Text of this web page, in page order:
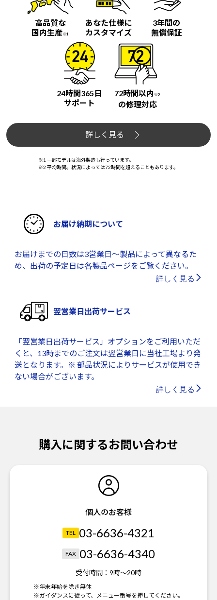
高品質な
国内生産※1
あなた仕様に
カスタマイズ
3年間の
無償保証
24時間365日
サポート
72時間以内 ※2
の修理対応
詳しく見る
※1 一部モデルは海外製造も行っています。
※2 平均時間。状況によっては72時間を超えることもあります。
お届け納期について
お届けまでの日数は3営業日～製品によって異なるた
め、出荷の予定日は各製品ページをご覧ください。
詳しく見る
翌営業日出荷サービス
「翌営業日出荷サービス」オプションをご利用いただ
くと、13時までのご注文は翌営業日に当社工場より発
送となります。※ 部品状況によりサービスが使用でき
ない場合がございます。
詳しく見る
購入に関するお問い合わせ
個人のお客様
TEL 03-6636-4321
FAX 03-6636-4340
受付時間： 9時～20時
※年末年始を除き無休
※ガイダンスに従って、メニュー番号を押してください。